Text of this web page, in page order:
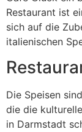
Restaurant ist
sich auf die
italienischen
Die Speisen
die die
in Darmstadt